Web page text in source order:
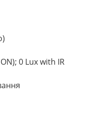
0 Lux with IR